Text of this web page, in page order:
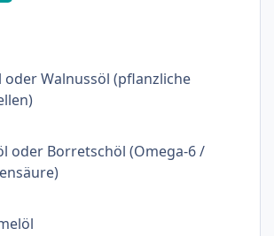
oder Walnussöl (pflanzliche
: 18%
oder Borretschöl (Omega-6 /
: 3%
: 18%